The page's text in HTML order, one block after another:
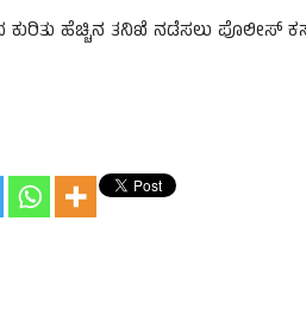
ಹೆಚ್ಚಿನ ತನಿಖೆ ನಡೆಸಲು ಪೊಲೀಸ್